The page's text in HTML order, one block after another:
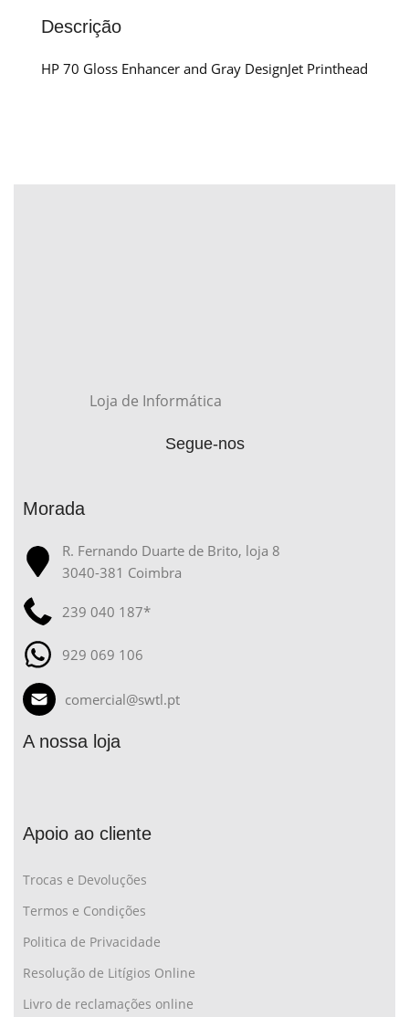
Descrição
HP 70 Gloss Enhancer and Gray DesignJet Printhead
Loja de Informática
Segue-nos
Morada
R. Fernando Duarte de Brito, loja 8
3040-381 Coimbra
239 040 187*
929 069 106
comercial@swtl.pt
A nossa loja
Apoio ao cliente
Trocas e Devoluções
Termos e Condições
Politica de Privacidade
Resolução de Litígios Online
Livro de reclamações online